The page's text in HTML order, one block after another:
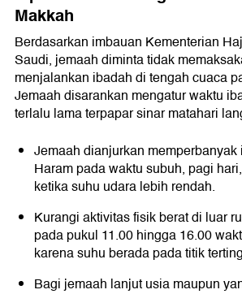
Makkah
Berdasarkan imbauan Kementerian
Saudi, jemaah diminta tidak
menjalankan ibadah di tengah cuaca
Jemaah disarankan mengatur waktu
terlalu lama terpapar sinar matahari
Jemaah dianjurkan
Haram pada waktu subuh, pagi
ketika suhu udara lebih rendah.
Kurangi aktivitas fisik berat di luar
pada pukul 11.00 hingga 16.00
karena suhu berada pada titik
Bagi jemaah lanjut usia maupun